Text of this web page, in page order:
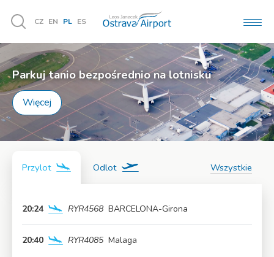
Vyhledávání
CZ EN PL ES
Parkuj tanio bezpośrednio na lotnisku
Więcej
Przylot Odlot Wszystkie
20:24 RYR4568 BARCELONA-Girona
20:40 RYR4085 Malaga